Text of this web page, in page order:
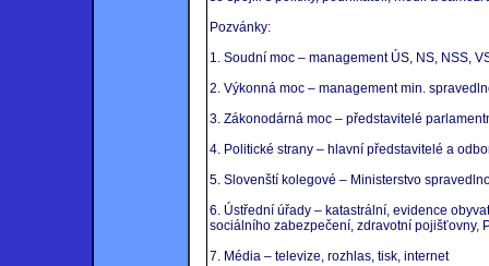
Pozvánky:
1. Soudní moc – management ÚS, NS, NSS,
2. Výkonná moc – management min.
3. Zákonodárná moc – představitelé
4. Politické strany – hlavní představitelé a
5. Slovenští kolegové – Ministerstvo
6. Ústřední úřady – katastrální, evidence
sociálního zabezpečení, zdravotní pojišťovny,
7. Média – televize, rozhlas, tisk, internet